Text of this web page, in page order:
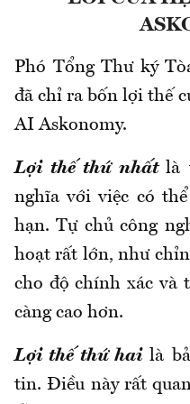
Phó Tổng Thư ký
đã chỉ ra bốn lợi thế
AI Askonomy.
Lợi thế thứ nhấtlà
nghĩa với việc có
hạn. Tự chủ công
hoạt rất lớn, như
cho độ chính xác và
càng cao hơn.
Lợi thế thứ hai là
tin. Điều này rất